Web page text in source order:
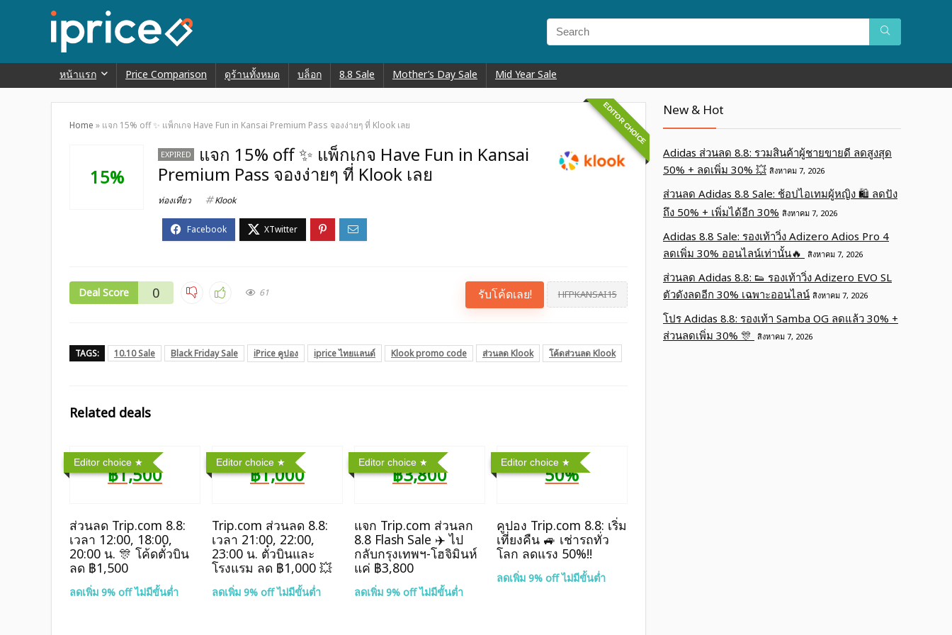
หน้าแรก Price Comparison ดูร้านทั้งหมด บล็อก 8.8 Sale Mother’s Day Sale Mid Year Sale
Home » แจก 15% off ✨ แพ็กเกจ Have Fun in Kansai Premium Pass จองง่ายๆ ที่ Klook เลย EDITOR CHOICE
15%
EXPIRED
แจก 15% off ✨ แพ็กเกจ Have Fun in Kansai
Premium Pass จองง่ายๆ ที่ Klook เลย
ท่องเที่ยว Klook
Deal Score 0 61 รับโค้ดเลย! HFPKANSAI15
TAGS: 10.10 Sale Black Friday Sale iPrice คูปอง iprice ไทยแลนด์ Klook promo code ส่วนลด Klook โค้ดส่วนลด Klook
Related deals
Editor choice
฿1,500
ส่วนลด Trip.com 8.8:
เวลา 12:00, 18:00,
20:00 น. 🎊 โค้ดตั๋วบิน
ลด ฿1,500
ลดเพิ่ม 9% off ไม่มีขั้นต่ำ
Editor choice
฿1,000
Trip.com ส่วนลด 8.8:
เวลา 21:00, 22:00,
23:00 น. ตั๋วบินและ
โรงแรม ลด ฿1,000 💥
ลดเพิ่ม 9% off ไม่มีขั้นต่ำ
Editor choice
฿3,800
แจก Trip.com ส่วนลก
8.8 Flash Sale ✈️ ไป
กลับกรุงเทพฯ-โฮจิมินห์
แค่ ฿3,800
ลดเพิ่ม 9% off ไม่มีขั้นต่ำ
Editor choice
50%
คูปอง Trip.com 8.8: เริ่ม
เที่ยงคืน 🚙 เช่ารถทั่ว
โลก ลดแรง 50%!!
ลดเพิ่ม 9% off ไม่มีขั้นต่ำ
New & Hot
Adidas ส่วนลด 8.8: รวมสินค้าผู้ชายขายดี ลดสูงสุด
50% + ลดเพิ่ม 30% 💥 สิงหาคม 7, 2026
ส่วนลด Adidas 8.8 Sale: ช้อปไอเทมผู้หญิง 🛍️ ลดปัง
ถึง 50% + เพิ่มได้อีก 30% สิงหาคม 7, 2026
Adidas 8.8 Sale: รองเท้าวิ่ง Adizero Adios Pro 4
ลดเพิ่ม 30% ออนไลน์เท่านั้น🔥
สิงหาคม 7, 2026
ส่วนลด Adidas 8.8: 👟 รองเท้าวิ่ง Adizero EVO SL
ตัวดังลดอีก 30% เฉพาะออนไลน์ สิงหาคม 7, 2026
โปร Adidas 8.8: รองเท้า Samba OG ลดแล้ว 30% +
ส่วนลดเพิ่ม 30% 🎊 สิงหาคม 7, 2026